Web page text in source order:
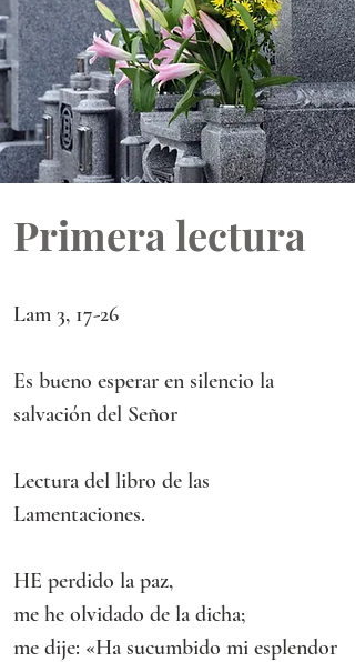
Primera lectura
Lam 3, 17-26
Es bueno esperar en silencio la
salvación del Señor
Lectura del libro de las
Lamentaciones.
HE perdido la paz,
me he olvidado de la dicha;
me dije: «Ha sucumbido mi esplendor